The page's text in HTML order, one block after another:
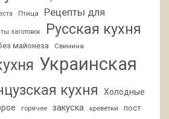
Птица
Рецепты для
заготовок Русская кухня
майонеза Свинина
Украинская
кухня
Холодные
горячее закуска креветки пост